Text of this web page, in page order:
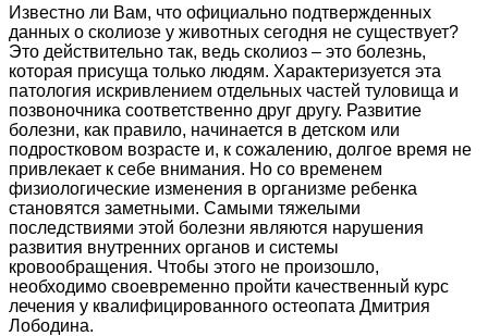
Известно ли Вам, что официально подтвержденных
данных о сколиозе у животных сегодня не существует?
Это действительно так, ведь сколиоз – это болезнь,
которая присуща только людям. Характеризуется эта
патология искривлением отдельных частей туловища и
позвоночника соответственно друг другу. Развитие
болезни, как правило, начинается в детском или
подростковом возрасте и, к сожалению, долгое время не
привлекает к себе внимания. Но со временем
физиологические изменения в организме ребенка
становятся заметными. Самыми тяжелыми
последствиями этой болезни являются нарушения
развития внутренних органов и системы
кровообращения. Чтобы этого не произошло,
необходимо своевременно пройти качественный курс
лечения у квалифицированного остеопата Дмитрия
Лободина.